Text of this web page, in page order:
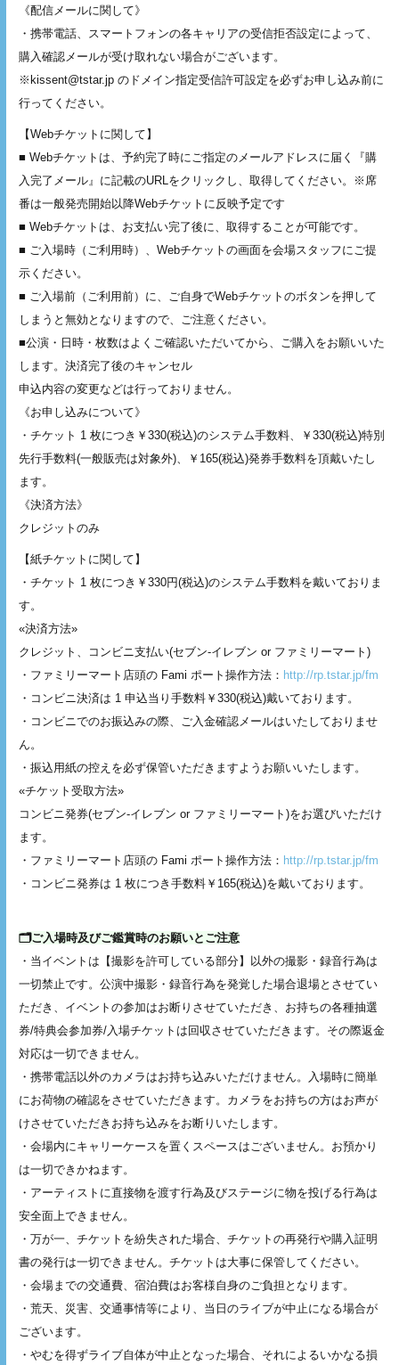
《配信メールに関して》
・携帯電話、スマートフォンの各キャリアの受信拒否設定によって、
購入確認メールが受け取れない場合がございます。
※kissent@tstar.jp のドメイン指定受信許可設定を必ずお申し込み前に
行ってください。
【Webチケットに関して】
■ Webチケットは、予約完了時にご指定のメールアドレスに届く『購
入完了メール』に記載のURLをクリックし、取得してください。※席
番は一般発売開始以降Webチケットに反映予定です
■ Webチケットは、お支払い完了後に、取得することが可能です。
■ ご入場時（ご利用時）、Webチケットの画面を会場スタッフにご提
示ください。
■ ご入場前（ご利用前）に、ご自身でWebチケットのボタンを押して
しまうと無効となりますので、ご注意ください。
■公演・日時・枚数はよくご確認いただいてから、ご購入をお願いいた
します。決済完了後のキャンセル
申込内容の変更などは行っておりません。
《お申し込みについて》
・チケット 1 枚につき￥330(税込)のシステム手数料、￥330(税込)特別
先行手数料(一般販売は対象外)、￥165(税込)発券手数料を頂戴いたし
ます。
《決済方法》
クレジットのみ
【紙チケットに関して】
・チケット 1 枚につき￥330円(税込)のシステム手数料を戴いておりま
す。
«決済方法»
クレジット、コンビニ支払い(セブン-イレブン or ファミリーマート)
・ファミリーマート店頭の Fami ポート操作方法： http://rp.tstar.jp/fm
・コンビニ決済は 1 申込当り手数料￥330(税込)戴いております。
・コンビニでのお振込みの際、ご入金確認メールはいたしておりませ
ん。
・振込用紙の控えを必ず保管いただきますようお願いいたします。
«チケット受取方法»
コンビニ発券(セブン-イレブン or ファミリーマート)をお選びいただけ
ます。
・ファミリーマート店頭の Fami ポート操作方法： http://rp.tstar.jp/fm
・コンビニ発券は 1 枚につき手数料￥165(税込)を戴いております。
🗂️ご入場時及びご鑑賞時のお願いとご注意
・当イベントは【撮影を許可している部分】以外の撮影・録音行為は
一切禁止です。公演中撮影・録音行為を発覚した場合退場とさせてい
ただき、イベントの参加はお断りさせていただき、お持ちの各種抽選
券/特典会参加券/入場チケットは回収させていただきます。その際返金
対応は一切できません。
・携帯電話以外のカメラはお持ち込みいただけません。入場時に簡単
にお荷物の確認をさせていただきます。カメラをお持ちの方はお声が
けさせていただきお持ち込みをお断りいたします。
・会場内にキャリーケースを置くスペースはございません。お預かり
は一切できかねます。
・アーティストに直接物を渡す行為及びステージに物を投げる行為は
安全面上できません。
・万が一、チケットを紛失された場合、チケットの再発行や購入証明
書の発行は一切できません。チケットは大事に保管してください。
・会場までの交通費、宿泊費はお客様自身のご負担となります。
・荒天、災害、交通事情等により、当日のライブが中止になる場合が
ございます。
・やむを得ずライブ自体が中止となった場合、それによるいかなる損